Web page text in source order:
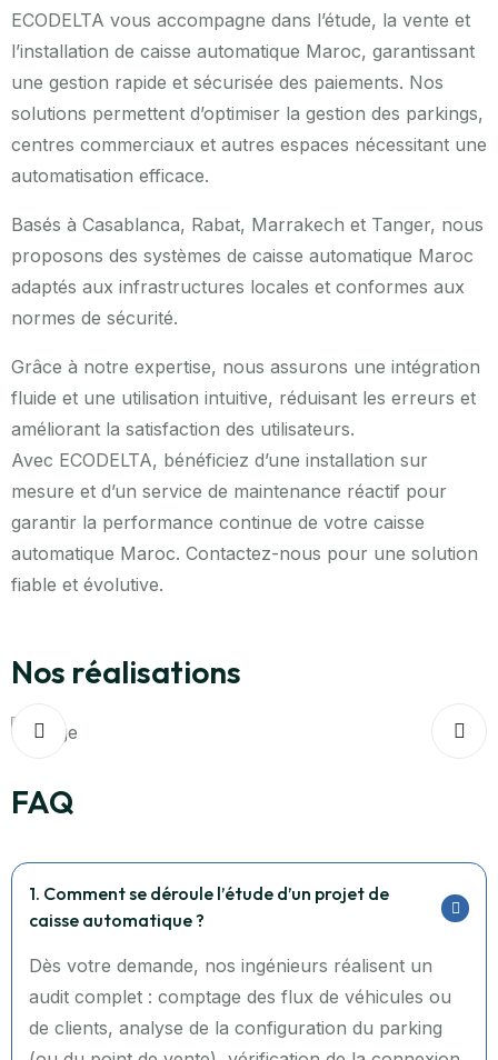
ECODELTA vous accompagne dans l’étude, la vente et
l’installation de caisse automatique Maroc, garantissant
une gestion rapide et sécurisée des paiements. Nos
solutions permettent d’optimiser la gestion des parkings,
centres commerciaux et autres espaces nécessitant une
automatisation efficace.
Basés à Casablanca, Rabat, Marrakech et Tanger, nous
proposons des systèmes de caisse automatique Maroc
adaptés aux infrastructures locales et conformes aux
normes de sécurité.
Grâce à notre expertise, nous assurons une intégration
fluide et une utilisation intuitive, réduisant les erreurs et
améliorant la satisfaction des utilisateurs.
Avec ECODELTA, bénéficiez d’une installation sur
mesure et d’un service de maintenance réactif pour
garantir la performance continue de votre caisse
automatique Maroc. Contactez-nous pour une solution
fiable et évolutive.
Nos réalisations
FAQ
1. Comment se déroule l’étude d’un projet de
caisse automatique ?
Dès votre demande, nos ingénieurs réalisent un
audit complet : comptage des flux de véhicules ou
de clients, analyse de la configuration du parking